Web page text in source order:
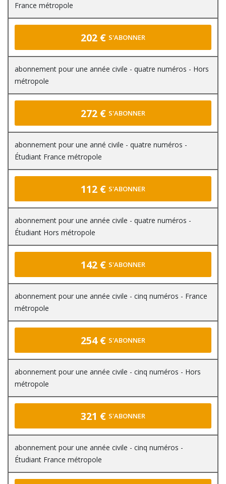
France métropole
202 € S'ABONNER
abonnement pour une année civile - quatre numéros - Hors
métropole
272 € S'ABONNER
abonnement pour une anné civile - quatre numéros -
Étudiant France métropole
112 € S'ABONNER
abonnement pour une année civile - quatre numéros -
Étudiant Hors métropole
142 € S'ABONNER
abonnement pour une année civile - cinq numéros - France
métropole
254 € S'ABONNER
abonnement pour une année civile - cinq numéros - Hors
métropole
321 € S'ABONNER
abonnement pour une année civile - cinq numéros -
Étudiant France métropole